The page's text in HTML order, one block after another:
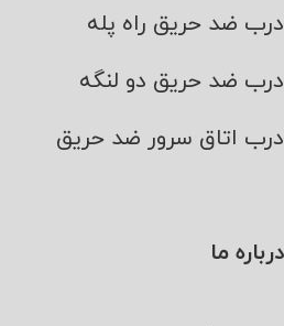
درب ضد حریق راه پله
درب ضد حریق دو لنگه
درب اتاق سرور ضد حریق
درباره ما